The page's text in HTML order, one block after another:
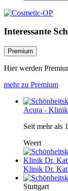
Interessante
Premium
Hier werden
mehr zu Premium
Acura -
Seit mehr als
Weert
Klinik Dr.
Stuttgart